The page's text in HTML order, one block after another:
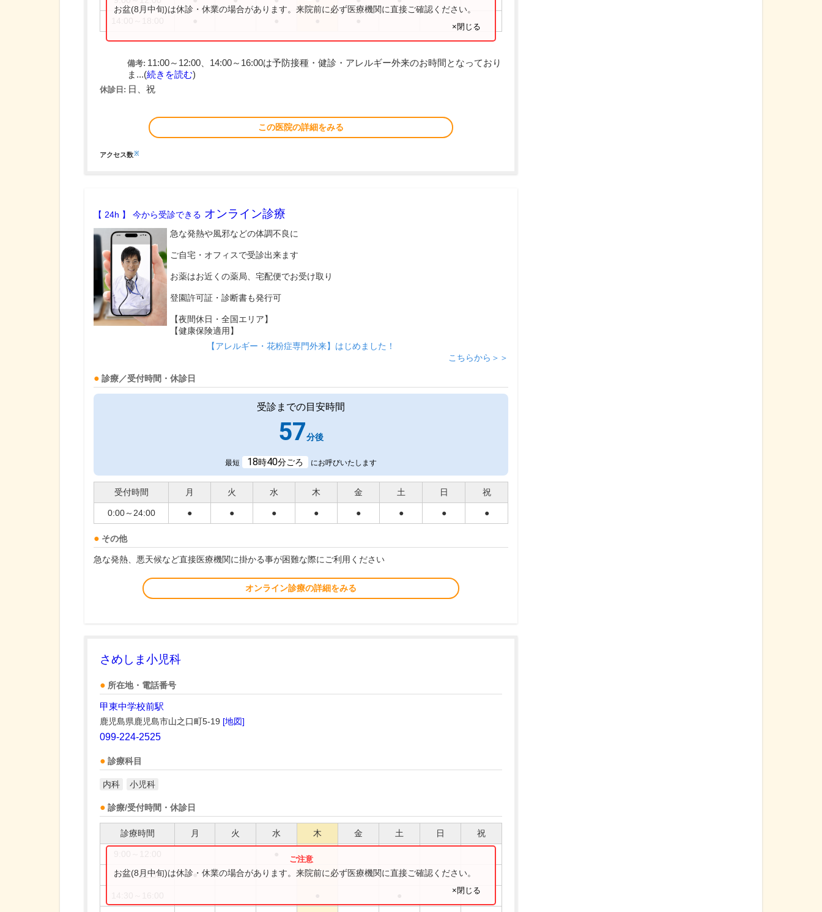
お盆(8月中旬)は休診・休業の場合があります。来院前に必ず医療機関に直接ご確認ください。
×閉じる
備考: 11:00～12:00、14:00～16:00は予防接種・健診・アレルギー外来のお時間となっており
ま...(続きを読む)
休診日: 日、祝
この医院の詳細をみる
アクセス数※
【 24h 】 今から受診できる オンライン診療
急な発熱や風邪などの体調不良に
ご自宅・オフィスで受診出来ます
お薬はお近くの薬局、宅配便でお受け取り
登園許可証・診断書も発行可
【夜間休日・全国エリア】
【健康保険適用】
【アレルギー・花粉症専門外来】はじめました！
こちらから＞＞
診療／受付時間・休診日
受診までの目安時間
57分後
最短 18時40分ごろ にお呼びいたします
受付時間 月 火 水 木 金 土 日 祝
0:00～24:00 ● ● ● ● ● ● ● ●
その他
急な発熱、悪天候など直接医療機関に掛かる事が困難な際にご利用ください
オンライン診療の詳細をみる
さめしま小児科
所在地・電話番号
甲東中学校前駅
鹿児島県鹿児島市山之口町5-19 [地図]
099-224-2525
診療科目
内科 小児科
診療/受付時間・休診日
診療時間 月 火 水 木 金 土 日 祝
9:00～12:30 ● ● ● ● ●
お盆(8月中旬)は休診・休業の場合があります。来院前に必ず医療機関に直接ご確認ください。
×閉じる